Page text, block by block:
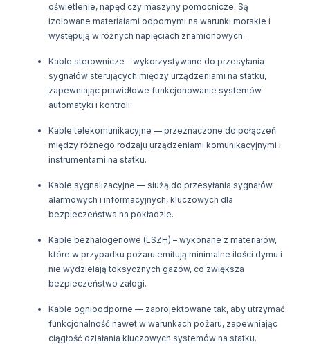
oświetlenie, napęd czy maszyny pomocnicze. Są
izolowane materiałami odpornymi na warunki morskie i
występują w różnych napięciach znamionowych.
Kable sterownicze – wykorzystywane do przesyłania
sygnałów sterujących między urządzeniami na statku,
zapewniając prawidłowe funkcjonowanie systemów
automatyki i kontroli.
Kable telekomunikacyjne — przeznaczone do połączeń
między różnego rodzaju urządzeniami komunikacyjnymi i
instrumentami na statku.
Kable sygnalizacyjne — służą do przesyłania sygnałów
alarmowych i informacyjnych, kluczowych dla
bezpieczeństwa na pokładzie.
Kable bezhalogenowe (LSZH) – wykonane z materiałów,
które w przypadku pożaru emitują minimalne ilości dymu i
nie wydzielają toksycznych gazów, co zwiększa
bezpieczeństwo załogi.
Kable ognioodporne — zaprojektowane tak, aby utrzymać
funkcjonalność nawet w warunkach pożaru, zapewniając
ciągłość działania kluczowych systemów na statku.